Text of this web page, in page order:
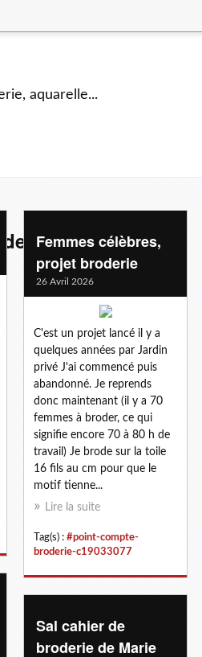
aquarelle...
c19033077
Femmes célèbres,
projet broderie
26 Avril 2026
C'est un projet lancé il y a
quelques années par Jardin
privé J'ai commencé puis
abandonné. Je reprends
donc maintenant (il y a 70
femmes à broder, ce qui
signifie encore 70 à 80 h de
travail) Je brode sur la toile
16 fils au cm pour que le
motif tienne...
Lire la suite
Tag(s) : #point-compte-
broderie-c19033077
Sal cahier de
broderie de Marie